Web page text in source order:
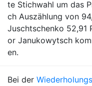
te Stichwahl um das
ch Auszählung von
Juschtschenko 52,91
or Janukowytsch
en.
Bei der